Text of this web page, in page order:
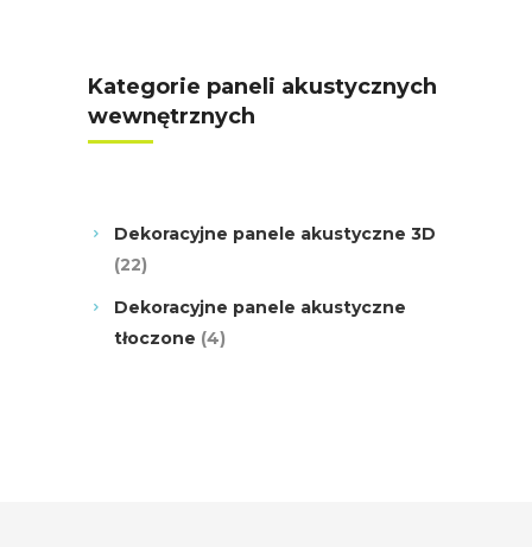
Kategorie paneli akustycznych
wewnętrznych
Dekoracyjne panele akustyczne 3D
2222
products
Dekoracyjne panele akustyczne
tłoczone 44